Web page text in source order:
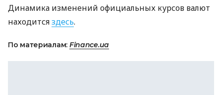
Динамика изменений официальных курсов валют
находитсяздесь.
По материалам: Finance.ua